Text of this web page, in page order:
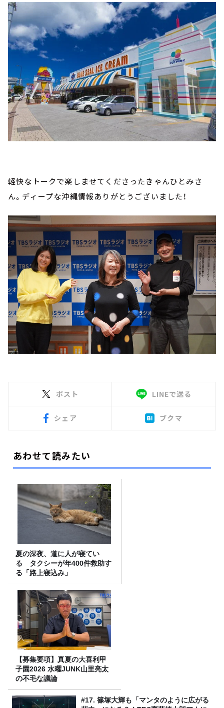
軽快なトークで楽しませてくださったきゃんひとみさ
ん。ディープな沖縄情報ありがとうございました！
ポスト LINEで送る
シェア ブクマ
あわせて読みたい
夏の深夜、道に人が寝てい
る タクシーが年400件救助す
る「路上寝込み」
【募集要項】真夏の大喜利甲
子園2026 水曜JUNK山里亮太
の不毛な議論
#17. 篠塚大輝も「マンタのように広がる